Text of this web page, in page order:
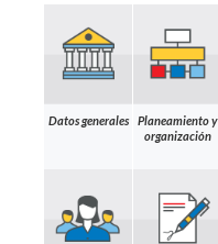
Datos generales
Planeamiento y
organización